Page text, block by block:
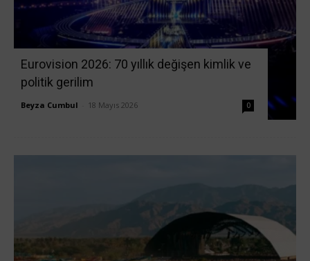
Eurovision 2026: 70 yıllık değişen kimlik ve
politik gerilim
Beyza Cumbul 18 Mayıs 2026 0